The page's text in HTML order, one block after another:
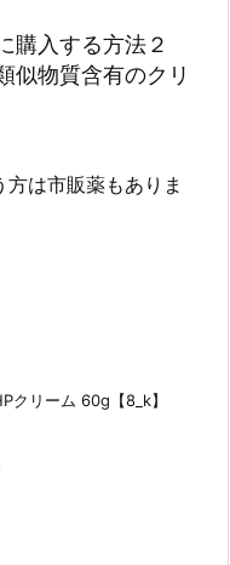
購入する方法２
似物質含有のクリ
は市販薬もありま
クリーム 60g【8_k】